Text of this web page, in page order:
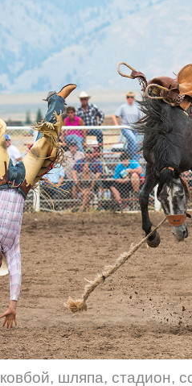
ковбой, шляпа, стадион,